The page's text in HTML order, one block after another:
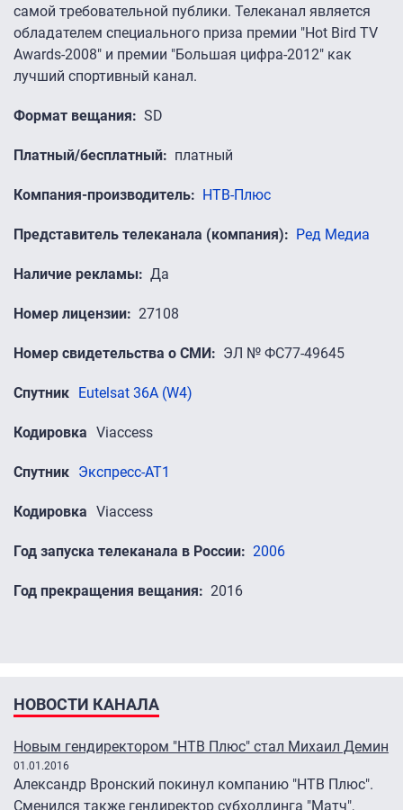
самой требовательной публики. Телеканал является
обладателем специального приза премии "Hot Bird TV
Awards-2008" и премии "Большая цифра-2012" как
лучший спортивный канал.
Формат вещания SD
Платный/бесплатный платный
Компания-производитель НТВ-Плюс
Представитель телеканала (компания) Ред Медиа
Наличие рекламы Да
Номер лицензии 27108
Номер свидетельства о СМИ ЭЛ № ФС77-49645
Спутник Eutelsat 36A (W4)
Кодировка Viaccess
Спутник Экспресс-АТ1
Кодировка Viaccess
Год запуска телеканала в России 2006
Год прекращения вещания 2016
НОВОСТИ КАНАЛА
Новым гендиректором "НТВ Плюс" стал Михаил Демин
01.01.2016
Александр Вронский покинул компанию "НТВ Плюс".
Сменился также гендиректор субхолдинга "Матч",